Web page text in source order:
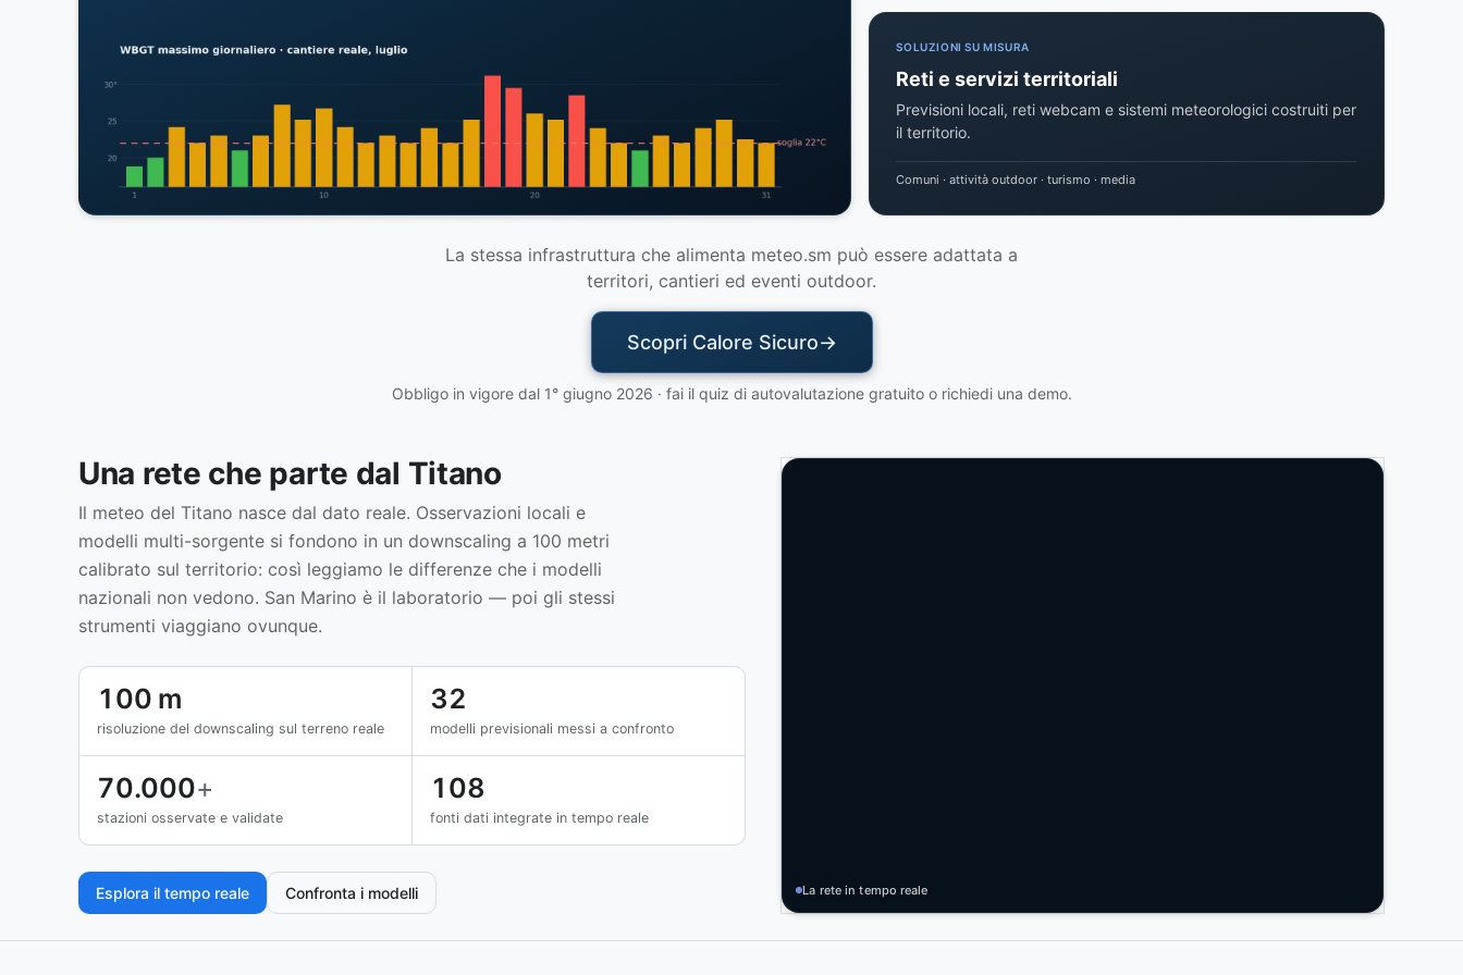
SOLUZIONI SU MISURA
Reti e servizi territoriali
Previsioni locali, reti webcam e sistemi meteorologici costruiti per
il territorio.
Comuni · attività outdoor · turismo · media
La stessa infrastruttura che alimenta meteo.sm può essere adattata a
territori, cantieri ed eventi outdoor.
Scopri Calore Sicuro
Obbligo in vigore dal 1° giugno 2026 · fai il quiz di autovalutazione gratuito o richiedi una demo.
Una rete che parte dal Titano
Il meteo del Titano nasce dal dato reale. Osservazioni locali e
modelli multi-sorgente si fondono in un downscaling a 100 metri
calibrato sul territorio: così leggiamo le differenze che i modelli
nazionali non vedono. San Marino è il laboratorio — poi gli stessi
strumenti viaggiano ovunque.
La rete in tempo reale
100 m
risoluzione del downscaling sul terreno reale
32
modelli previsionali messi a confronto
70.000+
stazioni osservate e validate
108
fonti dati integrate in tempo reale
Esplora il tempo reale Confronta i modelli